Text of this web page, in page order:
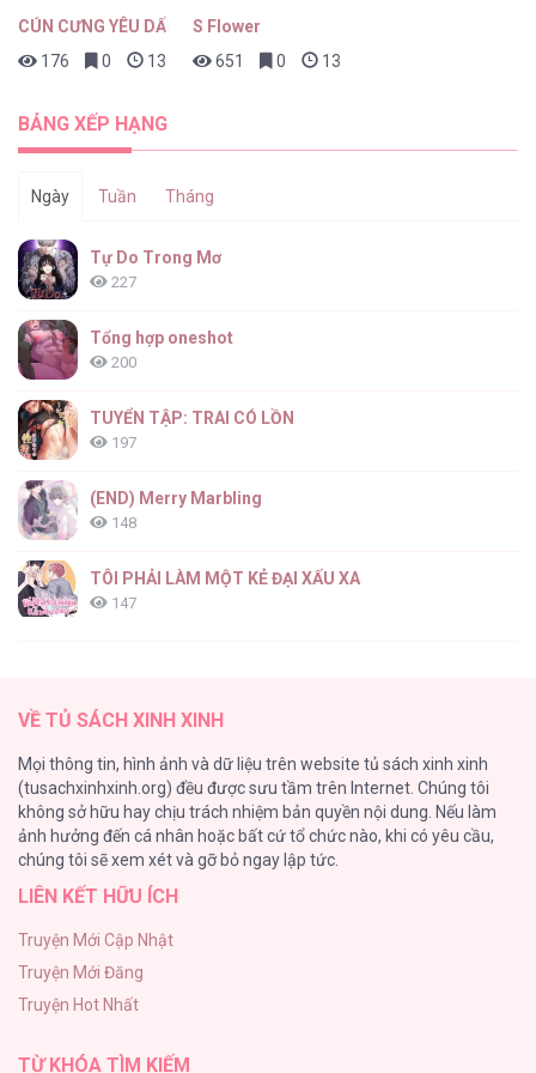
Nguồn Gốc Của Loài [...] – Chap 6
Nguồn Gốc Của Loài [...] – Chap 2
CÚN CƯNG YÊU DẤU
176
0 13 giờ trước
S Flower
651
0 13 giờ trước
BẢNG XẾP HẠNG
Ngày Tuần Tháng
Tự Do Trong Mơ
227
Tổng hợp oneshot
200
TUYỂN TẬP: TRAI CÓ LỒN
197
(END) Merry Marbling
148
TÔI PHẢI LÀM MỘT KẺ ĐẠI XẤU XA
147
116
Làm vị cứu tinh thật dễ dàng
113
|END| Định Tên Mối Quan Hệ
Phạm Luật
106
VỀ TỦ SÁCH XINH XINH
Mọi thông tin, hình ảnh và dữ liệu trên website tủ sách xinh xinh
(tusachxinhxinh.org) đều được sưu tầm trên Internet. Chúng tôi
không sở hữu hay chịu trách nhiệm bản quyền nội dung. Nếu làm
ảnh hưởng đến cá nhân hoặc bất cứ tổ chức nào, khi có yêu cầu,
chúng tôi sẽ xem xét và gỡ bỏ ngay lập tức.
LIÊN KẾT HỮU ÍCH
Truyện Mới Cập Nhật
Truyện Mới Đăng
Truyện Hot Nhất
TỪ KHÓA TÌM KIẾM